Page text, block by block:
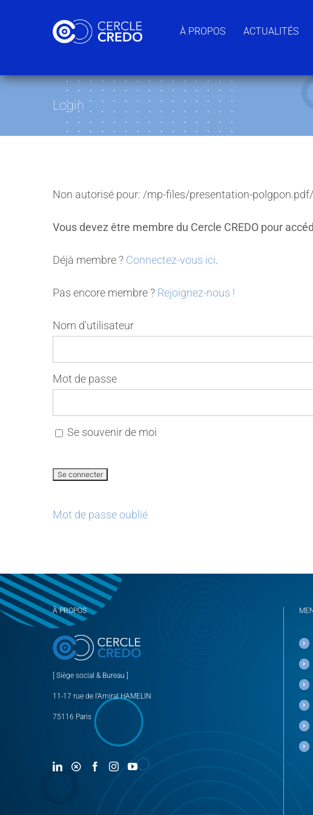
À PROPOS ACTUALITÉS
Login
Non autorisé pour: /mp-files/presentation-polgpon.pdf/
Vous devez être membre du Cercle CREDO pour
Déjà membre ? Connectez-vous ici.
Pas encore membre ? Rejoignez-nous !
Nom d'utilisateur
Mot de passe
Se souvenir de moi
Mot de passe oublié
À PROPOS
[ Siège social & Bureau ]
11-17 rue de l’Amiral HAMELIN
75116 Paris